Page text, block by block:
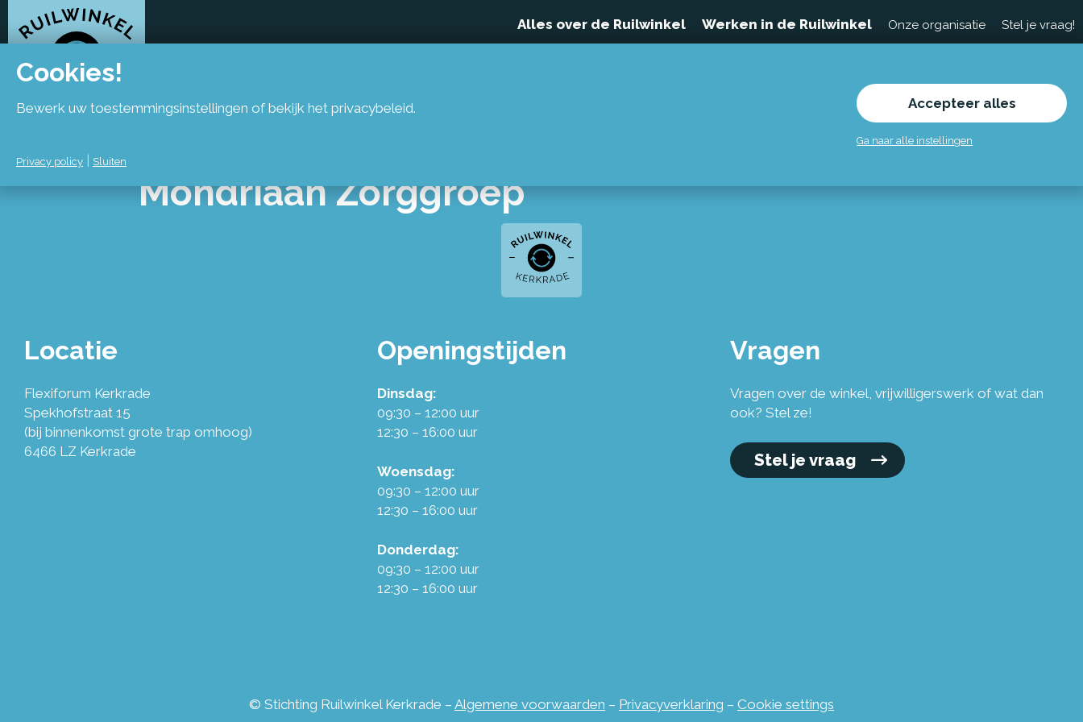
Alles over de Ruilwinkel Werken in de Ruilwinkel Onze organisatie Stel je vraag!
Mondriaan Zorggroep
Locatie
Flexiforum Kerkrade
Spekhofstraat 15
(bij binnenkomst grote trap omhoog)
6466 LZ Kerkrade
Openingstijden
Dinsdag:
09:30 – 12:00 uur
12:30 – 16:00 uur
Woensdag:
09:30 – 12:00 uur
12:30 – 16:00 uur
Donderdag:
09:30 – 12:00 uur
12:30 – 16:00 uur
Vragen
Vragen over de winkel, vrijwilligerswerk of wat dan
ook? Stel ze!
Stel je vraag
© Stichting Ruilwinkel Kerkrade – Algemene voorwaarden – Privacyverklaring – Cookie settings
Cookies!
Bewerk uw toestemmingsinstellingen of bekijk het privacybeleid.
Privacy policy Sluiten
Accepteer alles
Ga naar alle instellingen